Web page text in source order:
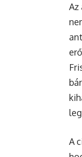
Az
A